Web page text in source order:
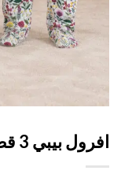
بيبي 3 قطع